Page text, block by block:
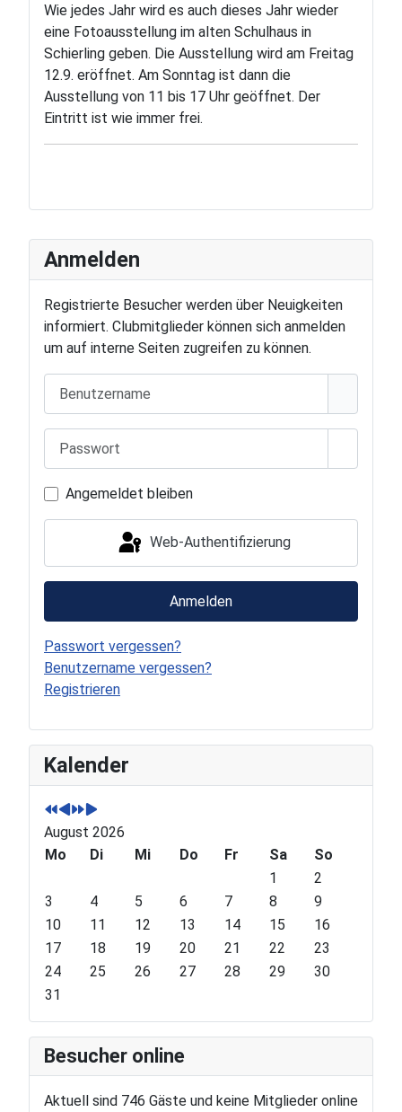
Anmelden
Registrierte Besucher werden über Neuigkeiten
informiert. Clubmitglieder können sich anmelden
um auf interne Seiten zugreifen zu können.
Angemeldet bleiben
Web-Authentifizierung
Anmelden
Passwort vergessen?
Benutzername vergessen?
Registrieren
Kalender
P
r
e
v
i
o
s
Y
e
a
P
r
e
v
i
o
M
o
n
N
e
x
t
Y
N
e
x
t
M
o
t
h
August 2026
Mo
Di Mi Do Fr Sa
So
1
2
3
4 5 6 7 8
9
10
11 12 13 14 15
16
17
18 19 20 21 22
23
24
25 26 27 28 29
30
31
Besucher online
Aktuell sind 746 Gäste und keine Mitglieder online
Wie jedes Jahr wird es auch dieses Jahr wieder
eine Fotoausstellung im alten Schulhaus in
Schierling geben. Die Ausstellung wird am Freitag
12.9. eröffnet. Am Sonntag ist dann die
Ausstellung von 11 bis 17 Uhr geöffnet. Der
Eintritt ist wie immer frei.